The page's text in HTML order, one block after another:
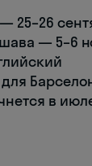
25–26
— 5–6
в